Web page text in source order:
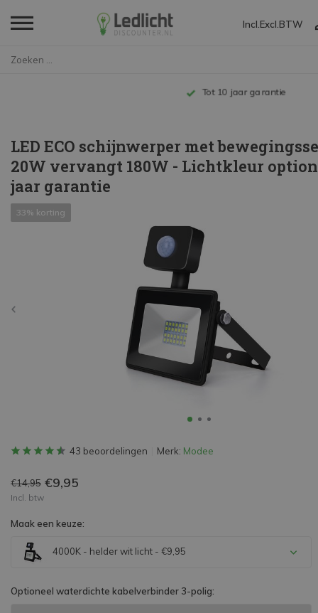
Incl. Excl. BTW
Tot 10 jaar garantie
LED ECO schijnwerper met
20W vervangt 180W - Lichtkleur
jaar garantie
33% korting
43 beoordelingen Merk: Modee
€14,95 €9,95
Incl. btw
Maak een keuze:
4000K - helder wit licht - €9,95
Optioneel waterdichte kabelverbinder 3-polig: